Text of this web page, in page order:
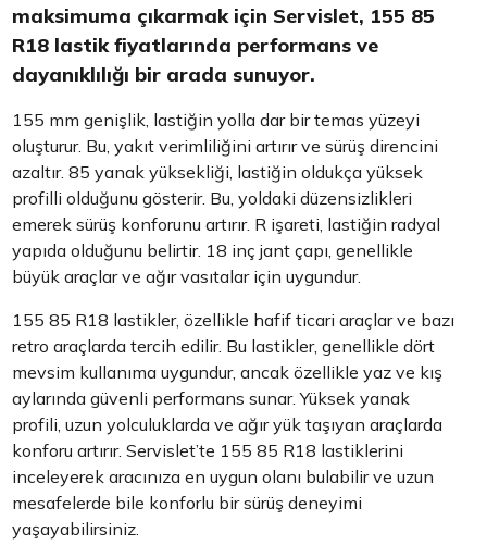
maksimuma çıkarmak için Servislet, 155 85
R18 lastik fiyatlarında performans ve
dayanıklılığı bir arada sunuyor.
155 mm genişlik, lastiğin yolla dar bir temas yüzeyi
oluşturur. Bu, yakıt verimliliğini artırır ve sürüş direncini
azaltır. 85 yanak yüksekliği, lastiğin oldukça yüksek
profilli olduğunu gösterir. Bu, yoldaki düzensizlikleri
emerek sürüş konforunu artırır. R işareti, lastiğin radyal
yapıda olduğunu belirtir. 18 inç jant çapı, genellikle
büyük araçlar ve ağır vasıtalar için uygundur.
155 85 R18 lastikler, özellikle hafif ticari araçlar ve bazı
retro araçlarda tercih edilir. Bu lastikler, genellikle dört
mevsim kullanıma uygundur, ancak özellikle yaz ve kış
aylarında güvenli performans sunar. Yüksek yanak
profili, uzun yolculuklarda ve ağır yük taşıyan araçlarda
konforu artırır. Servislet’te 155 85 R18 lastiklerini
inceleyerek aracınıza en uygun olanı bulabilir ve uzun
mesafelerde bile konforlu bir sürüş deneyimi
yaşayabilirsiniz.